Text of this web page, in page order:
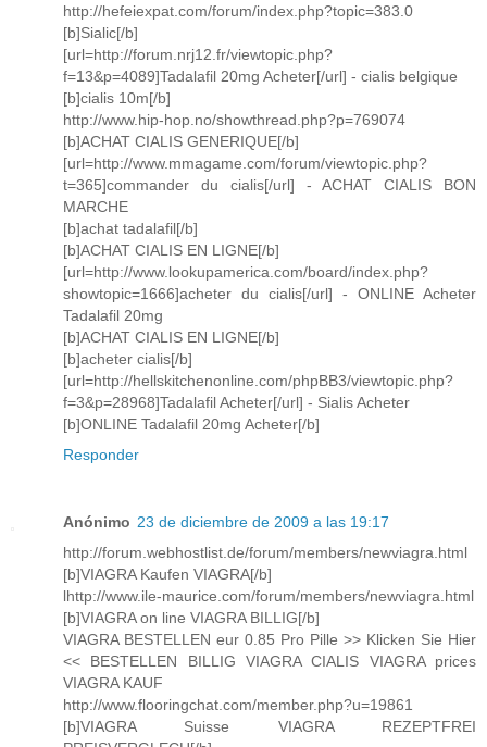
http://hefeiexpat.com/forum/index.php?topic=383.0
[b]Sialic[/b]
[url=http://forum.nrj12.fr/viewtopic.php?
f=13&p=4089]Tadalafil 20mg Acheter[/url] - cialis belgique
[b]cialis 10m[/b]
http://www.hip-hop.no/showthread.php?p=769074
[b]ACHAT CIALIS GENERIQUE[/b]
[url=http://www.mmagame.com/forum/viewtopic.php?
t=365]commander du cialis[/url] - ACHAT CIALIS BON
MARCHE
[b]achat tadalafil[/b]
[b]ACHAT CIALIS EN LIGNE[/b]
[url=http://www.lookupamerica.com/board/index.php?
showtopic=1666]acheter du cialis[/url] - ONLINE Acheter
Tadalafil 20mg
[b]ACHAT CIALIS EN LIGNE[/b]
[b]acheter cialis[/b]
[url=http://hellskitchenonline.com/phpBB3/viewtopic.php?
f=3&p=28968]Tadalafil Acheter[/url] - Sialis Acheter
[b]ONLINE Tadalafil 20mg Acheter[/b]
Responder
Anónimo 23 de diciembre de 2009 a las 19:17
http://forum.webhostlist.de/forum/members/newviagra.html
[b]VIAGRA Kaufen VIAGRA[/b]
lhttp://www.ile-maurice.com/forum/members/newviagra.html
[b]VIAGRA on line VIAGRA BILLIG[/b]
VIAGRA BESTELLEN eur 0.85 Pro Pille >> Klicken Sie Hier
<< BESTELLEN BILLIG VIAGRA CIALIS VIAGRA prices
VIAGRA KAUF
http://www.flooringchat.com/member.php?u=19861
[b]VIAGRA Suisse VIAGRA REZEPTFREI